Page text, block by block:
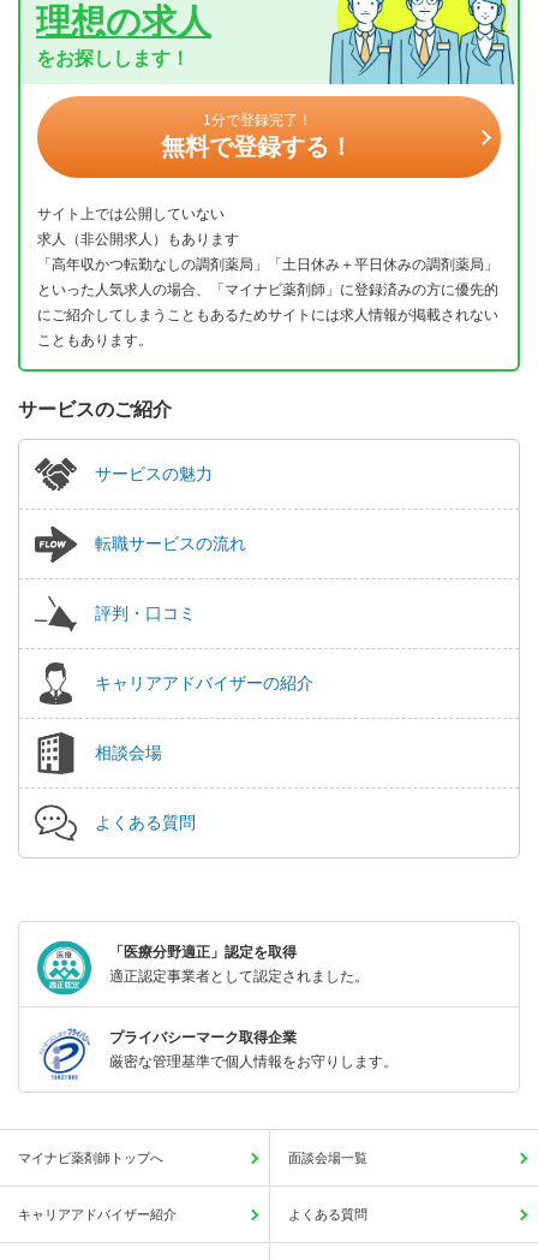
理想の求人
をお探しします！
1分で登録完了！
無料で登録する！
サイト上では公開していない
求人（非公開求人）もあります
「高年収かつ転勤なしの調剤薬局」「土日休み＋平日休みの調剤薬局」
といった人気求人の場合、「マイナビ薬剤師」に登録済みの方に優先的
にご紹介してしまうこともあるためサイトには求人情報が掲載されない
こともあります。
サービスのご紹介
サービスの魅力
転職サービスの流れ
評判・口コミ
キャリアアドバイザーの紹介
相談会場
よくある質問
「医療分野適正」認定を取得
適正認定事業者として認定されました。
プライバシーマーク取得企業
厳密な管理基準で個人情報をお守りします。
マイナビ薬剤師トップへ 面談会場一覧
キャリアアドバイザー紹介 よくある質問